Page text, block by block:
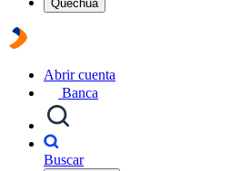
Quechua
Abrir cuenta
Banca
Buscar